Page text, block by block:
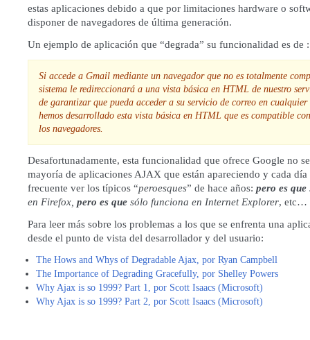
estas aplicaciones debido a que por limitaciones hardware o
disponer de navegadores de última generación.
Un ejemplo de aplicación que “degrada” su funcionalidad es de :
Si accede a Gmail mediante un navegador que no es totalmente
sistema le redireccionará a una vista básica en HTML de nuestro
de garantizar que pueda acceder a su servicio de correo en cualquier
hemos desarrollado esta vista básica en HTML que es compatible
los navegadores.
Desafortunadamente, esta funcionalidad que ofrece Google no
mayoría de aplicaciones AJAX que están apareciendo y cada día
frecuente ver los típicos “peroesques” de hace años: pero es que
en Firefox, pero es que sólo funciona en Internet Explorer, etc…
Para leer más sobre los problemas a los que se enfrenta una
desde el punto de vista del desarrollador y del usuario:
The Hows and Whys of Degradable Ajax, por Ryan Campbell
The Importance of Degrading Gracefully, por Shelley Powers
Why Ajax is so 1999? Part 1, por Scott Isaacs (Microsoft)
Why Ajax is so 1999? Part 2, por Scott Isaacs (Microsoft)